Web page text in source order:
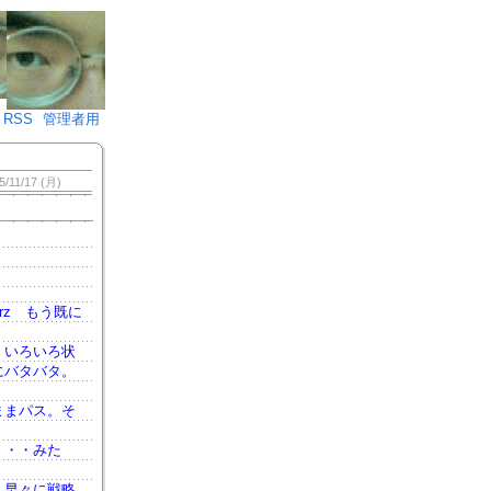
♪)÷2
RSS 管理者用
11/17 (月)
もう既に
ろいろ状
タバタ。
パス。そ
・みた